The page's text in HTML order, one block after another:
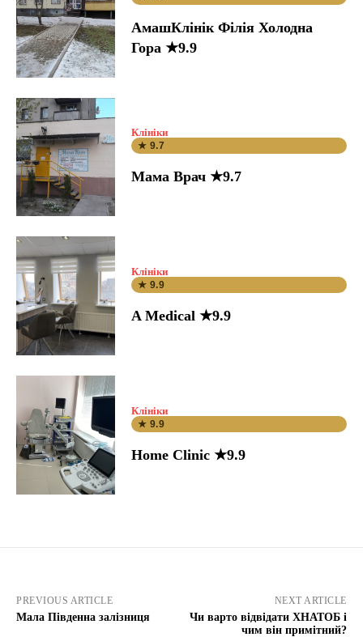
АмашКлінік Філія Холодна
Гора ★9.9
Клініки
★ 9.7
Мама Врач ★9.7
Клініки
★ 9.9
A Medical ★9.9
Клініки
★ 9.9
Home Clinic ★9.9
PREVIOUS ARTICLE
Мала Південна залізниця
NEXT ARTICLE
Чи варто відвідати ХНАТОБ і
чим він примітний?